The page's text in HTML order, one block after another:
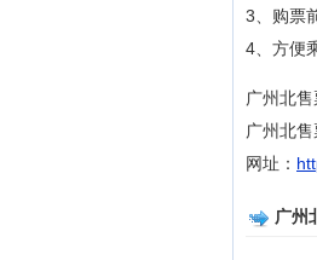
3、购票
4、方便
广州北
广州北
网址：
广州